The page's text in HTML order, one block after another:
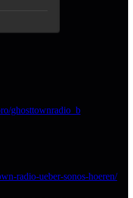
ghosttownradio_b
radio-ueber-sonos-hoeren/